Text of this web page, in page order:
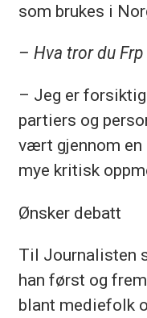
som brukes i
– Hva tror du
– Jeg er
partiers og
vært gjennom en
mye kritisk
Ønsker debatt
Til Journalisten
han først og
blant mediefolk